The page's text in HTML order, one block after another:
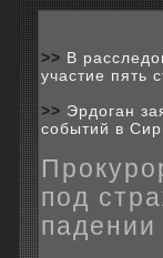
>> В
участие пять
>> Эрдоган
событий в
под